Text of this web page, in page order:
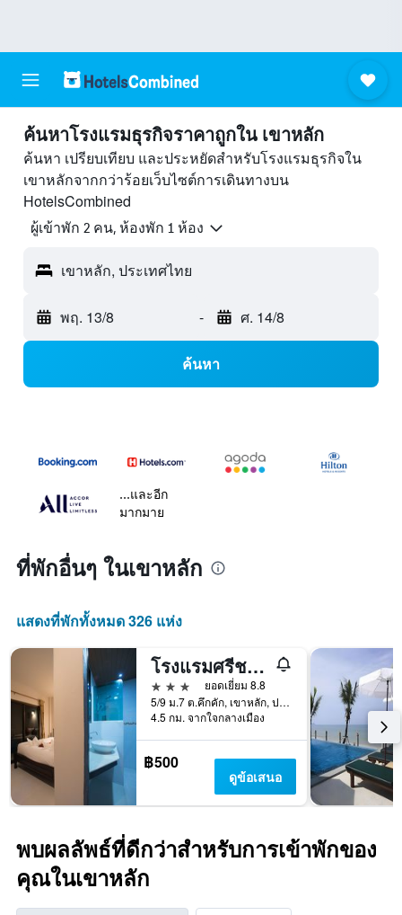
ค้นหาโรงแรมธุรกิจราคาถูกใน เขาหลัก
ค้นหา เปรียบเทียบ และประหยัดสำหรับโรงแรมธุรกิจใน
เขาหลักจากกว่าร้อยเว็บไซต์การเดินทางบน
HotelsCombined
ผู้เข้าพัก 2 คน, ห้องพัก 1 ห้อง
เขาหลัก, ประเทศไทย
พฤ. 13/8 - ศ. 14/8
ค้นหา
...และอีก
มากมาย
ที่พักอื่นๆ ในเขาหลัก
แสดงที่พักทั้งหมด 326 แห่ง
โรงแรมศรีชฎา เขาหลัก
3 ดาว
ยอดเยี่ยม 8.8
5/9 ม.7 ต.คึกคัก, เขาหลัก, ประเทศไทย
4.5 กม. จากใจกลางเมือง
฿500
ดูข้อเสนอ
พบผลลัพธ์ที่ดีกว่าสำหรับการเข้าพักของ
คุณในเขาหลัก